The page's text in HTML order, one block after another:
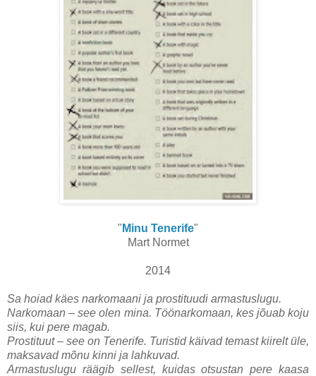
" Minu Tenerife"
Mart Normet
2014
Sa hoiad käes narkomaani ja prostituudi armastuslugu.
Narkomaan – see olen mina. Töönarkomaan, kes jõuab koju
siis, kui pere magab.
Prostituut – see on Tenerife. Turistid käivad temast kiirelt üle,
maksavad mõnu kinni ja lahkuvad.
Armastuslugu räägib sellest, kuidas otsustan pere kaasa